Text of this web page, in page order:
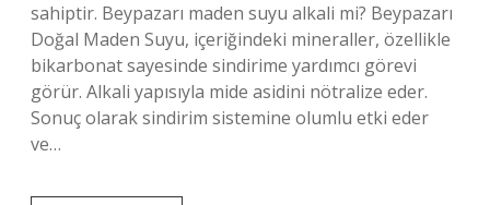
sahiptir. Beypazarı maden suyu alkali mi? Beypazarı
Doğal Maden Suyu, içeriğindeki mineraller, özellikle
bikarbonat sayesinde sindirime yardımcı görevi
görür. Alkali yapısıyla mide asidini nötralize eder.
Sonuç olarak sindirim sistemine olumlu etki eder
ve…